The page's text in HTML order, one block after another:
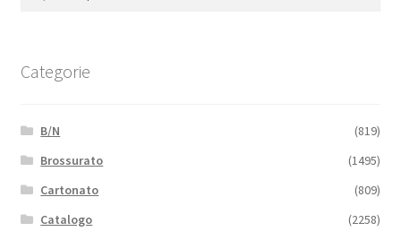
Categorie
B/N
(819)
Brossurato
(1495)
Cartonato
(809)
Catalogo
(2258)